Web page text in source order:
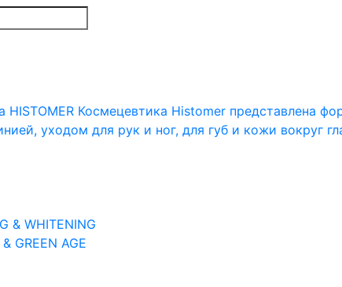
Космецевтика Histomer представлена
уходом для рук и ног, для губ и кожи вокруг
& WHITENING
GREEN AGE